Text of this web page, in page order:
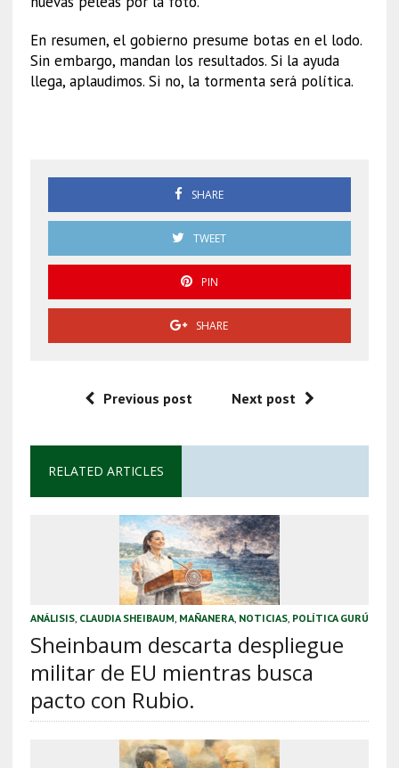
En resumen, el gobierno presume botas en el lodo.
Sin embargo, mandan los resultados. Si la ayuda
llega, aplaudimos. Si no, la tormenta será política.
SHARE
TWEET
PIN
SHARE
Previous post Next post
RELATED ARTICLES
ANÁLISIS, CLAUDIA SHEIBAUM, MAÑANERA, NOTICIAS, POLÍTICA GURÚ
Sheinbaum descarta despliegue
militar de EU mientras busca
pacto con Rubio.